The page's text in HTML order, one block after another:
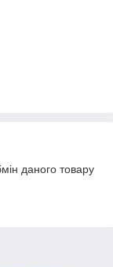
даного товару